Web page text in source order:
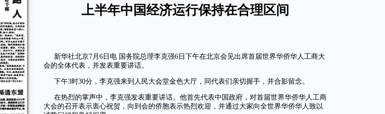
上半年中国经济运行保持在合理区间
新华社北京7月6日电 国务院总理李克强6日下午在北京会见出席首届世界华侨华人工商大
会的全体代表，并发表重要讲话。
下午3时30分，李克强来到人民大会堂金色大厅，同代表们亲切握手，并合影留念。
在热烈的掌声中，李克强发表重要讲话。他首先代表中国政府，对首届世界华侨华人工商
大会的召开表示衷心祝贺，向到会的侨胞表示热烈欢迎，并通过大家向全世界华侨华人致以